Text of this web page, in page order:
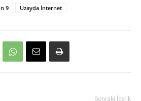
9 Uzayda İnternet
Sonraki İçerik